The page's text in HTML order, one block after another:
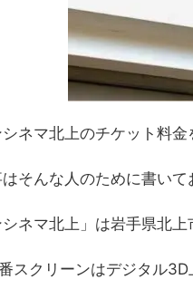
シネマ北上のチケット料金
そんな人のために書いて
シネマ北上」は岩手県北
スクリーンはデジタル